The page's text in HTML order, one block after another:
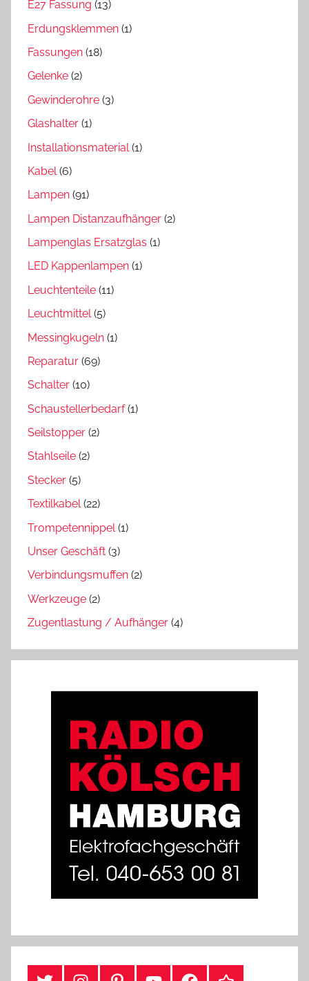
E27 Fassung (13)
Erdungsklemmen (1)
Fassungen (18)
Gelenke (2)
Gewinderohre (3)
Glashalter (1)
Installationsmaterial (1)
Kabel(6)
Lampen (91)
Lampen Distanzaufhänger (2)
Lampenglas Ersatzglas (1)
LED Kappenlampen (1)
Leuchtenteile (11)
Leuchtmittel(5)
Messingkugeln (1)
Reparatur (69)
Schalter (10)
Schaustellerbedarf(1)
Seilstopper (2)
Stahlseile (2)
Stecker (5)
Textilkabel(22)
Trompetennippel (1)
Unser Geschäft (3)
Verbindungsmuffen (2)
Werkzeuge (2)
Zugentlastung / Aufhänger (4)